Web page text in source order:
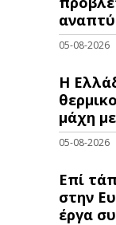
05-08-2026
Η
μάχη
05-08-2026
Επί
στην
έργα